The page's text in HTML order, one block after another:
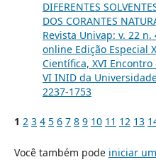
DIFERENTES
DOS CORANTES
Revista Univap: v. 22 n.
online Edição Especial
Científica, XVI Encontro
VI INID da
2237-1753
1 2 3 4 5 6 7 8 9 10 11 12 13
Você também pode iniciar